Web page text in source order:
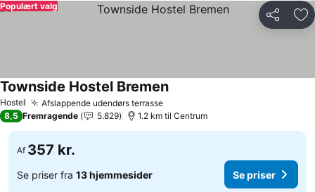
Del
Populært valg
Hostel Afslappende udendørs terrasse
Townside Hostel Bremen
8,5 Fremragende 5.829 1.2 km til Centrum
Af 357 kr.
Se priser fra 13 hjemmesider Se priser